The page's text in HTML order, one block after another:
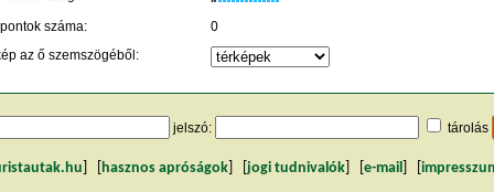
pontok száma:
0
az ő szemszögéből:
jelszó: tárolás
hasznos apróságok jogi tudnivalók e-mail